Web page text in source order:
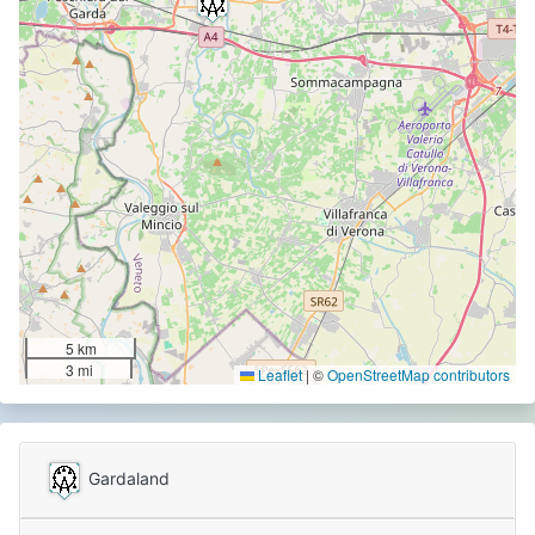
5 km
3 mi
Leaflet| ©OpenStreetMap contributors
Gardaland